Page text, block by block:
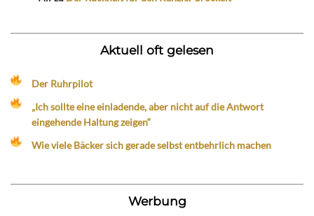
Aktuell oft gelesen
Der Ruhrpilot
„Ich sollte eine einladende, aber nicht auf die Antwort
eingehende Haltung zeigen“
Wie viele Bäcker sich gerade selbst entbehrlich machen
Werbung